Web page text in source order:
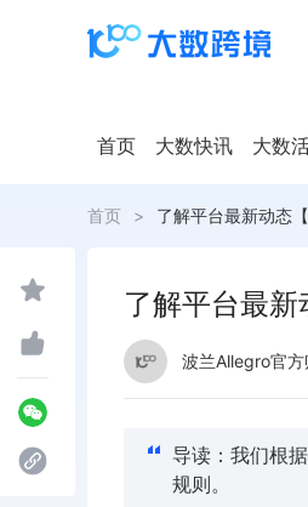
首页 大数快讯 大数
首页 > 了解平台最新动态
了解平台最
波兰Allegro官方
导读：我们根
规则。